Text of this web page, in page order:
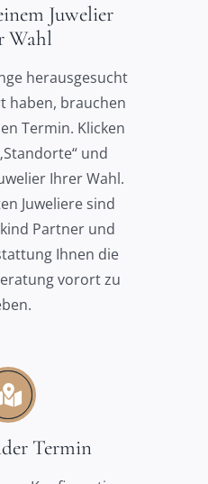
Juwelier
Wahl
herausgesucht
haben, brauchen
Termin. Klicken
und
Ihrer Wahl.
Juweliere sind
Partner und
Ihnen die
vorort zu
Termin